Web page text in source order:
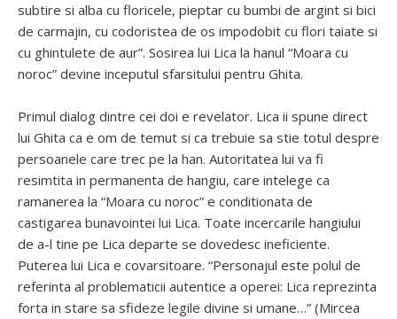
subtire si alba cu floricele, pieptar cu bumbi de argint si bici
de carmajin, cu codoristea de os impodobit cu flori taiate si
cu ghintulete de aur”. Sosirea lui Lica la hanul “Moara cu
noroc” devine inceputul sfarsitului pentru Ghita.
Primul dialog dintre cei doi e revelator. Lica ii spune direct
lui Ghita ca e om de temut si ca trebuie sa stie totul despre
persoanele care trec pe la han. Autoritatea lui va fi
resimtita in permanenta de hangiu, care intelege ca
ramanerea la “Moara cu noroc” e conditionata de
castigarea bunavointei lui Lica. Toate incercarile hangiului
de a-l tine pe Lica departe se dovedesc ineficiente.
Puterea lui Lica e covarsitoare. “Personajul este polul de
referinta al problematicii autentice a operei: Lica reprezinta
forta in stare sa sfideze legile divine si umane…” (Mircea